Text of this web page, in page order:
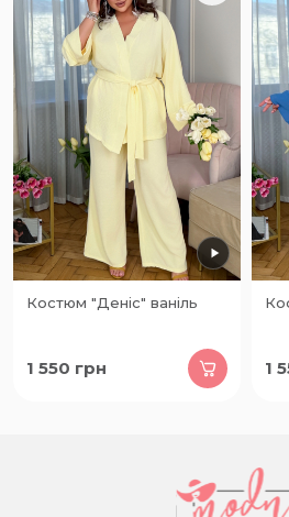
Костюм "Деніс" ваніль
1 550 грн 1